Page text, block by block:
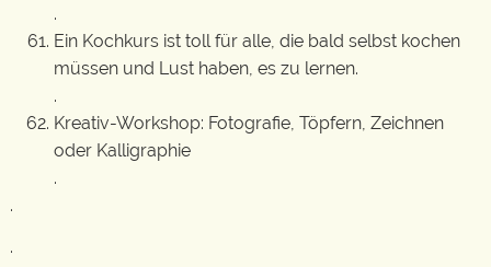
.
Ein Kochkurs ist toll für alle, die bald selbst kochen
müssen und Lust haben, es zu lernen.
.
Kreativ-Workshop: Fotografie, Töpfern, Zeichnen
oder Kalligraphie
.
.
.